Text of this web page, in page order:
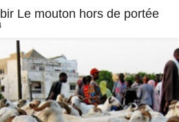
Le mouton hors de portée